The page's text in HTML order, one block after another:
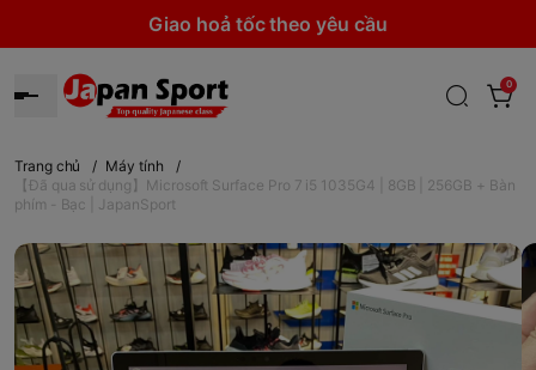
Giao hoả tốc theo yêu cầu
0
Trang chủ / Máy tính
/
【Đã qua sử dụng】Microsoft Surface Pro 7 i5 1035G4 | 8GB | 256GB + Bàn
phím - Bạc | JapanSport